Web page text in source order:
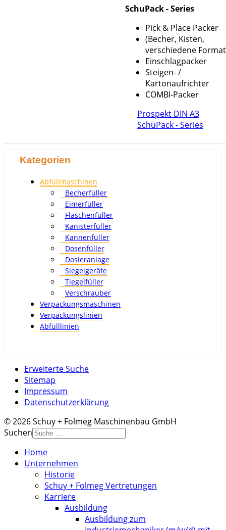
SchuPack - Series
Pick & Place Packer
(Becher, Kisten,
verschiedene
Einschlagpacker
Steigen- /
Kartonaufrichter
COMBI-Packer
Prospekt DIN A3
SchuPack - Series
Kategorien
Abfüllmaschinen
Becherfüller
Eimerfüller
Flaschenfüller
Kanisterfüller
Kannenfüller
Dosenfüller
Dosieranlage
Siegelgeräte
Tiegelfüller
Verschrauber
Verpackungsmaschinen
Verpackungslinien
Abfülllinien
Erweiterte Suche
Sitemap
Impressum
Datenschutzerklärung
© 2026 Schuy + Folmeg Maschinenbau GmbH
Suchen
Home
Unternehmen
Historie
Schuy + Folmeg Vertretungen
Karriere
Ausbildung
Ausbildung zum